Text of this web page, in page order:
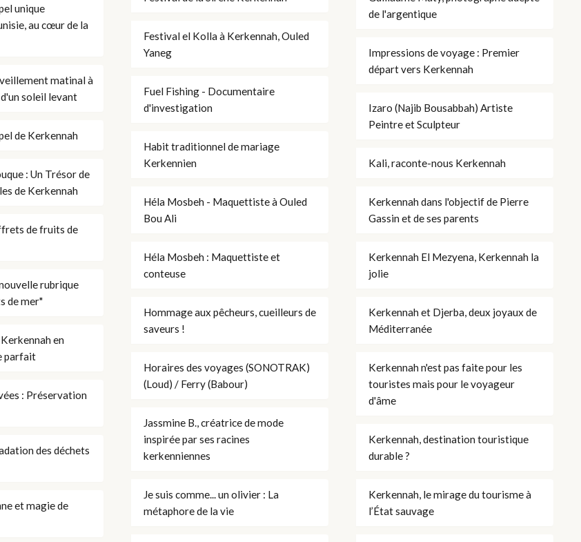
unique
au cœur de la
matinal à
soleil levant
de Kerkennah
: Un Trésor de
de Kerkennah
de fruits de
rubrique
de mer"
en
parfait
: Préservation
des déchets
et magie de
Festival el Kolla à Kerkennah, Ouled
Yaneg
Fuel Fishing - Documentaire
d'investigation
Habit traditionnel de mariage
Kerkennien
Héla Mosbeh - Maquettiste à Ouled
Bou Ali
Héla Mosbeh : Maquettiste et
conteuse
Hommage aux pêcheurs, cueilleurs de
saveurs !
Horaires des voyages (SONOTRAK)
(Loud) / Ferry (Babour)
Jassmine B., créatrice de mode
inspirée par ses racines
kerkenniennes
Je suis comme... un olivier : La
métaphore de la vie
de l'argentique
Impressions de voyage : Premier
départ vers Kerkennah
Izaro (Najib Bousabbah) Artiste
Peintre et Sculpteur
Kali, raconte-nous Kerkennah
Kerkennah dans l'objectif de Pierre
Gassin et de ses parents
Kerkennah El Mezyena, Kerkennah la
jolie
Kerkennah et Djerba, deux joyaux de
Méditerranée
Kerkennah n'est pas faite pour les
touristes mais pour le voyageur
d'âme
Kerkennah, destination touristique
durable ?
Kerkennah, le mirage du tourisme à
l’État sauvage